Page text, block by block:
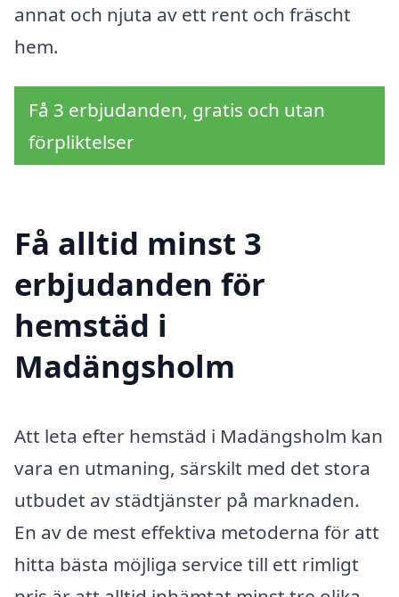
annat och njuta av ett rent och fräscht
hem.
Få 3 erbjudanden, gratis och utan
förpliktelser
Få alltid minst 3
erbjudanden för
hemstäd i
Madängsholm
Att leta efter hemstäd i Madängsholm kan
vara en utmaning, särskilt med det stora
utbudet av städtjänster på marknaden.
En av de mest effektiva metoderna för att
hitta bästa möjliga service till ett rimligt